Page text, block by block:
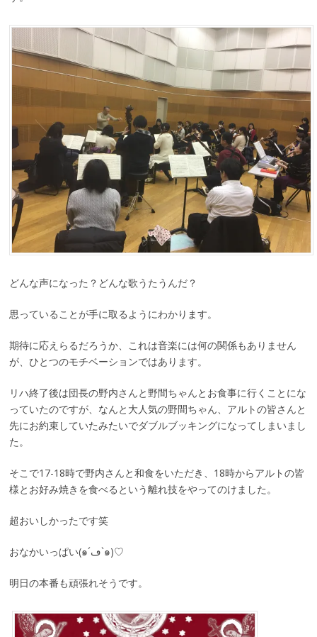
どんな声になった？どんな歌うたうんだ？
思っていることが手に取るようにわかります。
期待に応えらるだろうか、これは音楽には何の関係もありません
が、ひとつのモチベーションではあります。
リハ終了後は団長の野内さんと野間ちゃんとお食事に行くことにな
っていたのですが、なんと大人気の野間ちゃん、アルトの皆さんと
先にお約束していたみたいでダブルブッキングになってしまいまし
た。
そこで17-18時で野内さんと和食をいただき、18時からアルトの皆
様とお好み焼きを食べるという離れ技をやってのけました。
超おいしかったです笑
おなかいっぱい(๑´ڡ`๑)♡
明日の本番も頑張れそうです。